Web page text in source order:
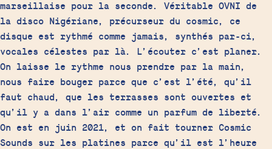
marseillaise pour la seconde. Véritable OVNI de
la disco Nigériane, précurseur du cosmic, ce
disque est rythmé comme jamais, synthés par-ci,
vocales célestes par là. L’écouter c’est planer.
On laisse le rythme nous prendre par la main,
nous faire bouger parce que c’est l’été, qu’il
faut chaud, que les terrasses sont ouvertes et
qu’il y a dans l’air comme un parfum de liberté.
On est en juin 2021, et on fait tourner Cosmic
Sounds sur les platines parce qu’il est l’heure